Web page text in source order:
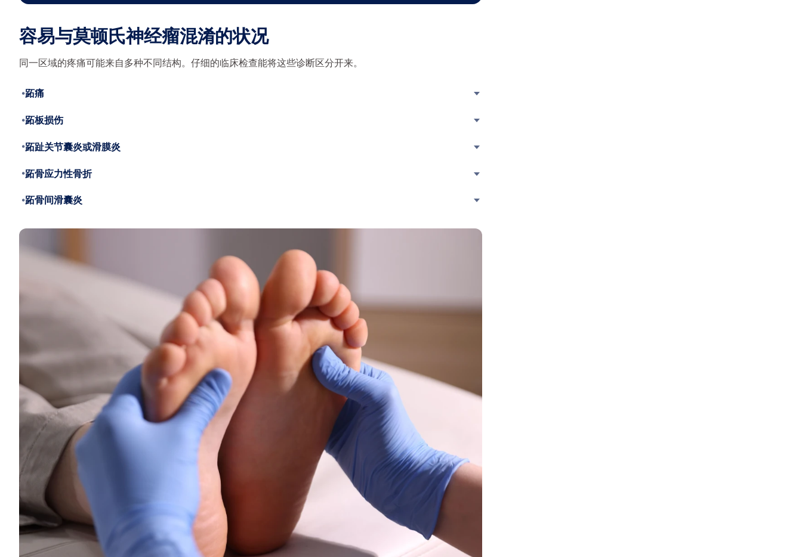
容易与莫顿氏神经瘤混淆的状况
同一区域的疼痛可能来自多种不同结构。仔细的临床检查能将这些诊断区分开来。
跖痛
跖板损伤
跖趾关节囊炎或滑膜炎
跖骨应力性骨折
跖骨间滑囊炎